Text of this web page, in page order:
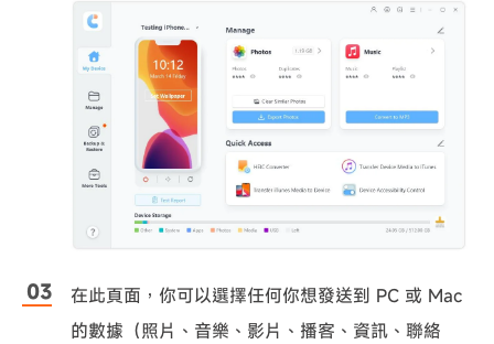
在此頁面，你可以選擇任何你想發送到 PC 或 Mac
的數據（照片、音樂、影片、播客、資訊、聯絡